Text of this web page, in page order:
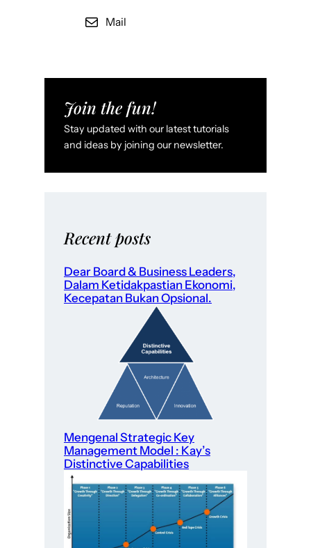
Mail
Join the fun!
Stay updated with our latest tutorials
and ideas by joining our newsletter.
Recent posts
Dear Board & Business Leaders,
Dalam Ketidakpastian Ekonomi,
Kecepatan Bukan Opsional.
Mengenal Strategic Key
Management Model : Kay’s
Distinctive Capabilities